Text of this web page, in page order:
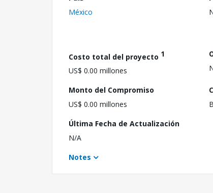
México
Costo total del proyecto 1
US$ 0.00 millones
Monto del Compromiso
US$ 0.00 millones
B
Última Fecha de Actualización
N/A
Notes